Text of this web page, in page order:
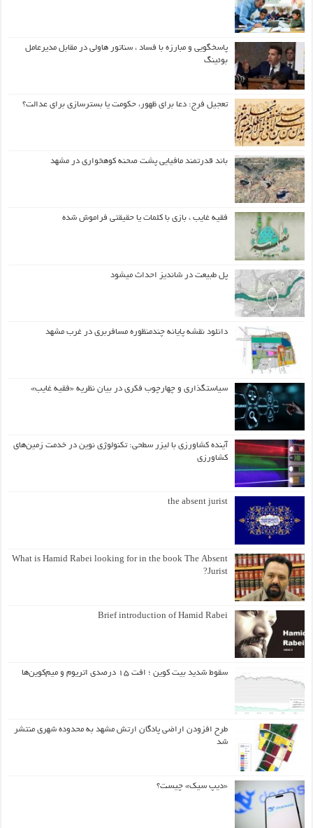
پاسخگویی و مبارزه با فساد ، سناتور هاولی در مقابل مدیرعامل
بوئینگ
تعجیل فرج: دعا برای ظهور، حکومت یا بسترسازی برای عدالت؟
باند قدرتمند مافیایی پشت صحنه کوهخواری در مشهد
فقیه غایب ، بازی با کلمات یا حقیقتی فراموش شده
پل طبیعت در شاندیز احداث میشود
دانلود نقشه پایانه چندمنظوره مسافربری در غرب مشهد
سیاستگذاری و چهارچوب فکری در بیان نظریه «فقیه غایب»
آینده کشاورزی با لیزر سطحی: تکنولوژی نوین در خدمت زمین‌های
کشاورزی
the absent jurist
What is Hamid Rabei looking for in the book The Absent
Jurist?
Brief introduction of Hamid Rabei
سقوط شدید بیت کوین ؛ افت ۱۵ درصدی اتریوم و میم‌کوین‌ها
طرح افزودن اراضی پادگان ارتش مشهد به محدوده شهری منتشر
شد
«دیپ سیک» چیست؟